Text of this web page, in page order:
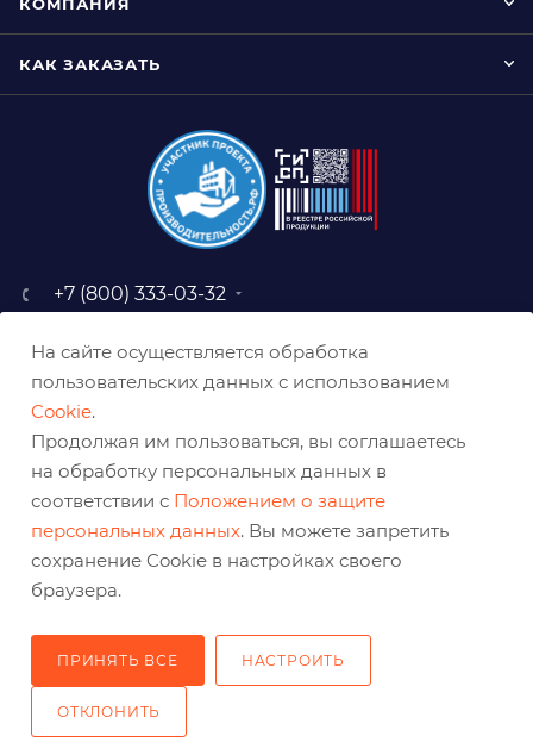
КАК ЗАКАЗАТЬ
+7 (800) 333-03-32
baz@belabraziv.ru
308009, Россия, г. Белгород,
На сайте осуществляется обработка
пользовательских данных с использованием
Cookie.
Продолжая им пользоваться, вы соглашаетесь
на обработку персональных данных в
соответствии с Положением о защите
персональных данных. Вы можете запретить
сохранение Cookie в настройках своего
браузера.
ПРИНЯТЬ ВСЕ НАСТРОИТЬ
ОТКЛОНИТЬ